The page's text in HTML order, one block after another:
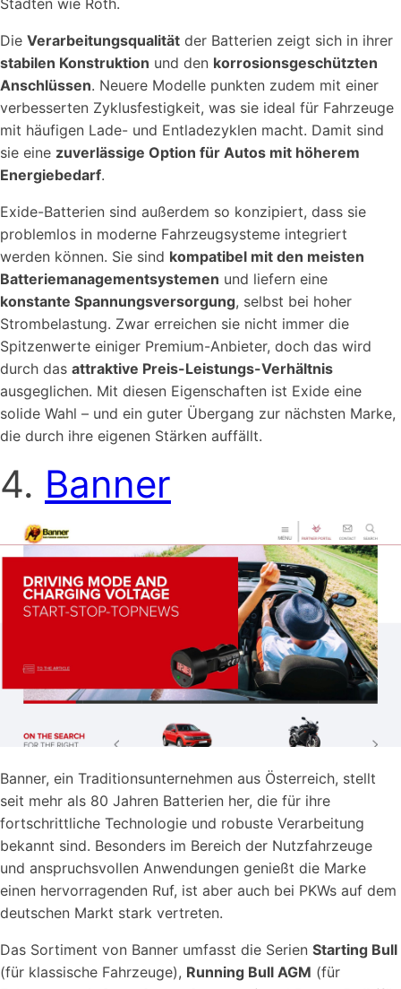
Städten wie Roth.
Die Verarbeitungsqualität der Batterien zeigt sich in ihrer
stabilen Konstruktion und den korrosionsgeschützten
Anschlüssen. Neuere Modelle punkten zudem mit einer
verbesserten Zyklusfestigkeit, was sie ideal für Fahrzeuge
mit häufigen Lade- und Entladezyklen macht. Damit sind
sie eine zuverlässige Option für Autos mit höherem
Energiebedarf.
Exide-Batterien sind außerdem so konzipiert, dass sie
problemlos in moderne Fahrzeugsysteme integriert
werden können. Sie sind kompatibel mit den meisten
Batteriemanagementsystemen und liefern eine
konstante Spannungsversorgung, selbst bei hoher
Strombelastung. Zwar erreichen sie nicht immer die
Spitzenwerte einiger Premium-Anbieter, doch das wird
durch das attraktive Preis-Leistungs-Verhältnis
ausgeglichen. Mit diesen Eigenschaften ist Exide eine
solide Wahl – und ein guter Übergang zur nächsten Marke,
die durch ihre eigenen Stärken auffällt.
4. Banner
Banner, ein Traditionsunternehmen aus Österreich, stellt
seit mehr als 80 Jahren Batterien her, die für ihre
fortschrittliche Technologie und robuste Verarbeitung
bekannt sind. Besonders im Bereich der Nutzfahrzeuge
und anspruchsvollen Anwendungen genießt die Marke
einen hervorragenden Ruf, ist aber auch bei PKWs auf dem
deutschen Markt stark vertreten.
Das Sortiment von Banner umfasst die Serien Starting Bull
(für klassische Fahrzeuge), Running Bull AGM (für